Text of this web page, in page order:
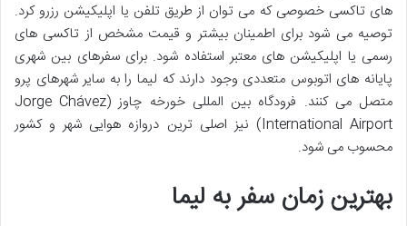
های تاکسی خصوصی که می توان از طریق تلفن یا اپلیکیشن رزرو کرد.
توصیه می شود برای اطمینان بیشتر و قیمت مشخص از تاکسی های
رسمی یا اپلیکیشن های معتبر استفاده شود. برای سفرهای بین شهری
پایانه های اتوبوس متعددی وجود دارند که لیما را به سایر شهرهای پرو
متصل می کنند. فرودگاه بین المللی خورخه چاوز (Jorge Chávez
International Airport) نیز اصلی ترین دروازه هوایی شهر و کشور
محسوب می شود.
بهترین زمان سفر به لیما